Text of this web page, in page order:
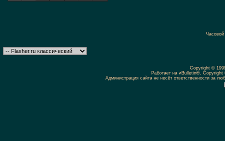
Copyright ©
Работает на vBulletin®.
Администрация сайта не несёт ответственности за